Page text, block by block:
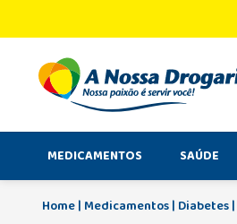
MEDICAMENTOS SAÚDE
Medicamentos Diabetes